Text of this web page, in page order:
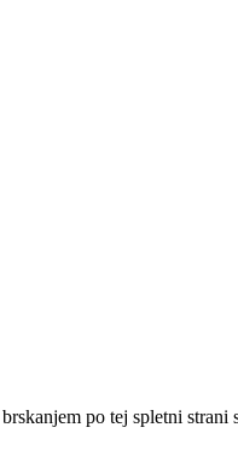
po tej spletni strani